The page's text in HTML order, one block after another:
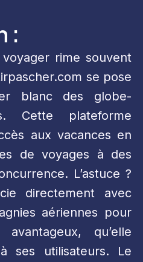
:
rime souvent
se pose
blanc des globe-
Cette plateforme
aux vacances en
de voyages à des
L’astuce ?
directement avec
aériennes pour
qu’elle
ses utilisateurs. Le